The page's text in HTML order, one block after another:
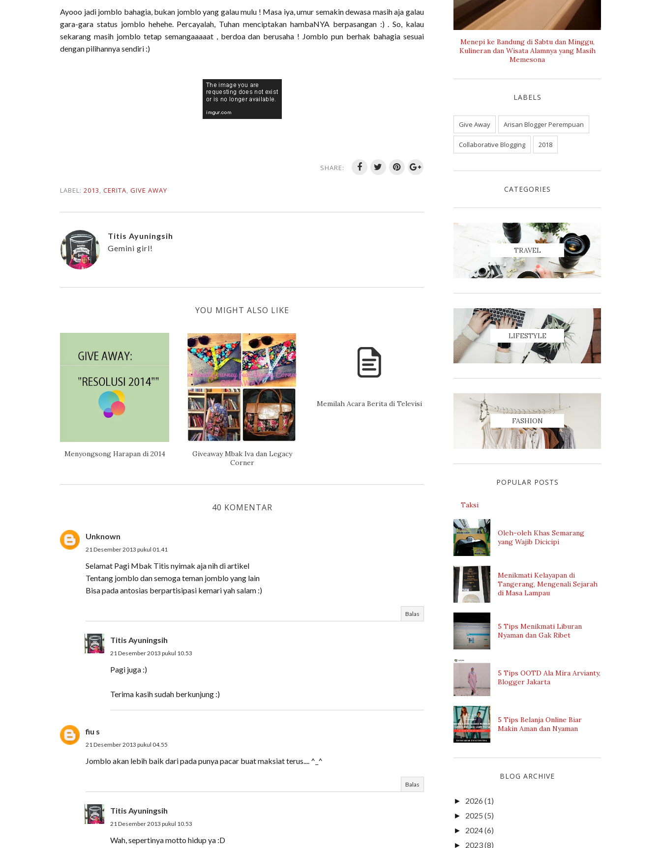
Ayooo jadi jomblo bahagia, bukan jomblo yang galau mulu ! Masa iya, umur semakin dewasa masih aja galau
gara-gara status jomblo hehehe. Percayalah, Tuhan menciptakan hambaNYA berpasangan :) . So, kalau
sekarang masih jomblo tetap semangaaaaat , berdoa dan berusaha ! Jomblo pun berhak bahagia sesuai
dengan pilihannya sendiri :)
SHARE:
LABEL: 2013, CERITA, GIVE AWAY
Titis Ayuningsih
Gemini girl!
YOU MIGHT ALSO LIKE
Menyongsong Harapan di 2014
Giveaway Mbak Iva dan Legacy
Corner
Memilah Acara Berita di Televisi
40 KOMENTAR
Unknown
21 Desember 2013 pukul 01.41
Selamat Pagi Mbak Titis nyimak aja nih di artikel
Tentang jomblo dan semoga teman jomblo yang lain
Bisa pada antosias berpartisipasi kemari yah salam :)
Balas
Titis Ayuningsih
21 Desember 2013 pukul 10.53
Pagi juga :)
Terima kasih sudah berkunjung :)
fiu s
21 Desember 2013 pukul 04.55
Jomblo akan lebih baik dari pada punya pacar buat maksiat terus.... ^_^
Balas
Titis Ayuningsih
21 Desember 2013 pukul 10.53
Wah, sepertinya motto hidup ya :D
Menepi ke Bandung di Sabtu dan Minggu,
Kulineran dan Wisata Alamnya yang Masih
Memesona
LABELS
Give Away Arisan Blogger Perempuan
Collaborative Blogging 2018
CATEGORIES
TRAVEL
LIFESTYLE
FASHION
POPULAR POSTS
Taksi
Oleh-oleh Khas Semarang
yang Wajib Dicicipi
Menikmati Kelayapan di
Tangerang, Mengenali Sejarah
di Masa Lampau
5 Tips Menikmati Liburan
Nyaman dan Gak Ribet
5 Tips OOTD Ala Mira Arvianty,
Blogger Jakarta
5 Tips Belanja Online Biar
Makin Aman dan Nyaman
BLOG ARCHIVE
► 2026 (1)
► 2025 (5)
► 2024(6)
► 2023(8)